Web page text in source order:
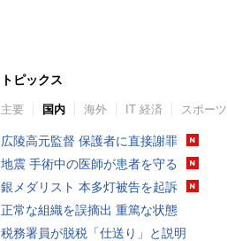
トピックス
主要 国内 海外 IT 経済 スポーツ
広陵高元監督 保護者に直接謝罪
地震 手術中の医師が患者を守る
銀メダリスト 本多灯被告を起訴
正常な組織を誤摘出 重篤な状態
税務署員が脱税「仕送り」と説明